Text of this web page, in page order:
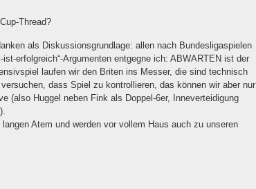
Thread?
als Diskussionsgrundlage: allen nach Bundesligaspielen
erfolgreich“-Argumenten entgegne ich: ABWARTEN ist der
laufen wir den Briten ins Messer, die sind technisch
dass Spiel zu kontrollieren, das können wir aber nur
(also Huggel neben Fink als Doppel-6er, Inneverteidigung
Atem und werden vor vollem Haus auch zu unseren